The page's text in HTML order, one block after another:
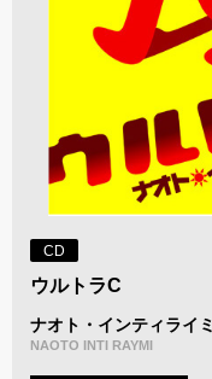
CD
ウルトラC
ナオト・インティライミ
NAOTO INTI RAYMI